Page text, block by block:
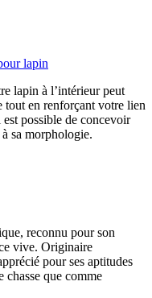
lapin
lapin à l’intérieur peut
tout en renforçant votre lien
possible de concevoir
sa morphologie.
reconnu pour son
vive. Originaire
pour ses aptitudes
chasse que comme